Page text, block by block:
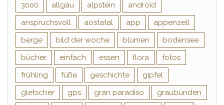
3000 allgäu alpstein
android
anspruchsvoll
aostatal app
appenzell
berge
bild der woche blumen
bodensee
bücher
einfach essen flora
fotos
frühling
füße geschichte
gipfel
gletscher
gps gran paradiso
graubünden